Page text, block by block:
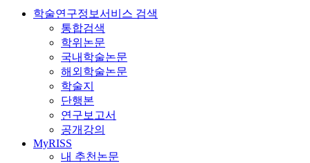
학술연구정보서비스 검색
통합검색
학위논문
국내학술논문
해외학술논문
학술지
단행본
연구보고서
공개강의
MyRISS
내 추천논문